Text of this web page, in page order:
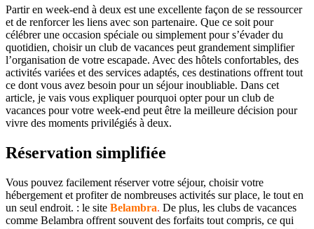
Partir en week-end à deux est une excellente façon de se ressourcer
et de renforcer les liens avec son partenaire. Que ce soit pour
célébrer une occasion spéciale ou simplement pour s’évader du
quotidien, choisir un club de vacances peut grandement simplifier
l’organisation de votre escapade. Avec des hôtels confortables, des
activités variées et des services adaptés, ces destinations offrent tout
ce dont vous avez besoin pour un séjour inoubliable. Dans cet
article, je vais vous expliquer pourquoi opter pour un club de
vacances pour votre week-end peut être la meilleure décision pour
vivre des moments privilégiés à deux.
Réservation simplifiée
Vous pouvez facilement réserver votre séjour, choisir votre
hébergement et profiter de nombreuses activités sur place, le tout en
un seul endroit. : le site Belambra. De plus, les clubs de vacances
comme Belambra offrent souvent des forfaits tout compris, ce qui